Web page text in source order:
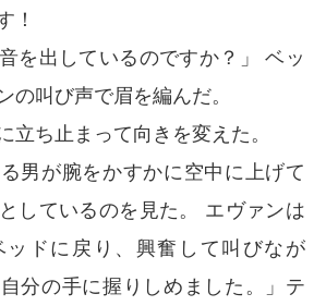
！
を出しているのですか？」 ベッ
の叫び声で眉を編んだ。
立ち止まって向きを変えた。
男が腕をかすかに空中に上げて
しているのを見た。 エヴァンは
ッドに戻り、興奮して叫びなが
分の手に握りしめました。」テ